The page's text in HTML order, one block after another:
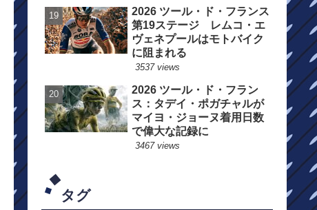
2026 ツール・ド・フランス
第19ステージ レムコ・エ
ヴェネプールはモトバイク
に阻まれる
3537 views
2026 ツール・ド・フラン
ス：タデイ・ポガチャルが
マイヨ・ジョーヌ着用日数
で偉大な記録に
3467 views
タグ